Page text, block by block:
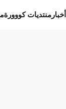
أخبار منتديات كووورة